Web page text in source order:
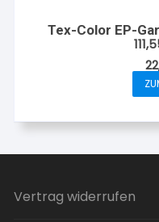
Tex-Color EP-
Vertrag widerrufen